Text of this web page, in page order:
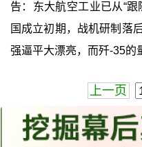
告：东大航空工业已从“跟
国成立初期，战机研制落
强逼平大漂亮，而歼-35的
上一页